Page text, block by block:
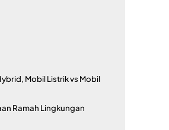
Mobil Listrik vs Mobil
Ramah Lingkungan